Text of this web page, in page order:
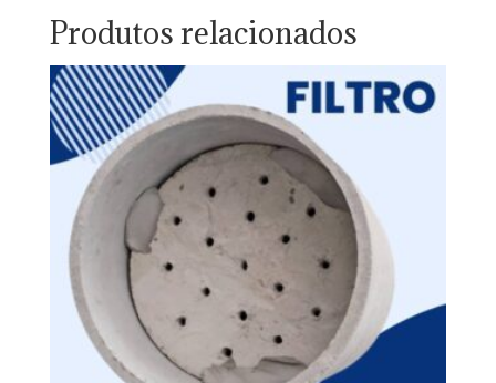
Produtos relacionados